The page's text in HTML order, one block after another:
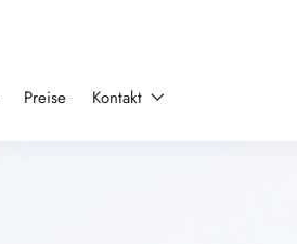
Preise Kontakt